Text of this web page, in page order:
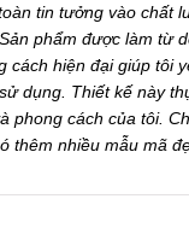
tin tưởng vào chất
phẩm được làm từ
cách hiện đại giúp tôi
dụng. Thiết kế này
phong cách của tôi.
thêm nhiều mẫu mã